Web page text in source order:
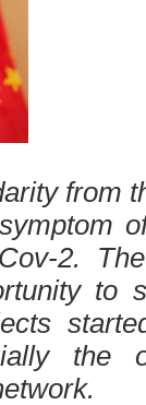
from
2.
to
the